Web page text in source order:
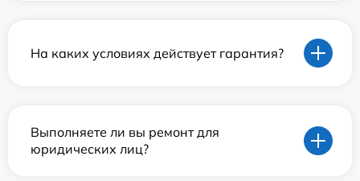
На каких условиях действует гарантия?
Выполняете ли вы ремонт для
юридических лиц?